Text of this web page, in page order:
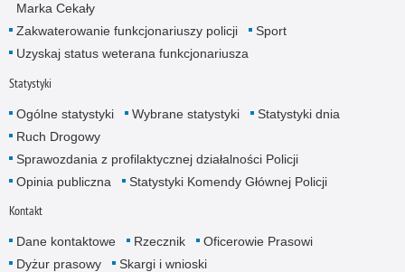
Marka Cekały
Zakwaterowanie funkcjonariuszy policji
Sport
Uzyskaj status weterana funkcjonariusza
Statystyki
Ogólne statystyki Wybrane statystyki
Statystyki dnia
Ruch Drogowy
Sprawozdania z profilaktycznej działalności Policji
Opinia publiczna
Statystyki Komendy Głównej Policji
Kontakt
Dane kontaktowe Rzecznik
Oficerowie Prasowi
Dyżur prasowy
Skargi i wnioski